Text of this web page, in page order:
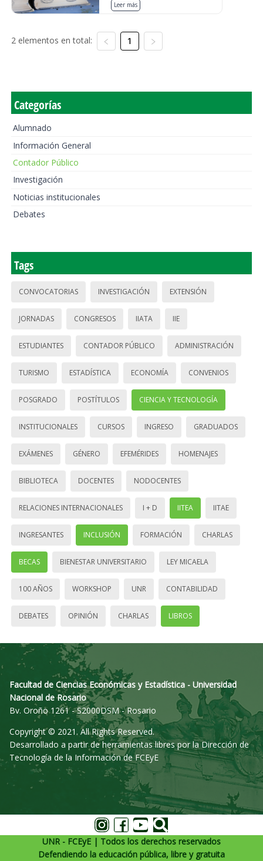
Leer más
2 elementos en total: 1
Categorías
Alumnado
Información General
Contador Público
Investigación
Noticias institucionales
Debates
Tags
CONVOCATORIAS INVESTIGACIÓN EXTENSIÓN
JORNADAS CONGRESOS IIATA IIE
ESTUDIANTES CONTADOR PÚBLICO ADMINISTRACIÓN
TURISMO ESTADÍSTICA ECONOMÍA CONVENIOS
POSGRADO POSTÍTULOS CIENCIA Y TECNOLOGÍA
INSTITUCIONALES CURSOS INGRESO GRADUADOS
EXÁMENES GÉNERO EFEMÉRIDES HOMENAJES
BIBLIOTECA DOCENTES NODOCENTES
RELACIONES INTERNACIONALES I + D IITEA IITAE
INGRESANTES INCLUSIÓN FORMACIÓN CHARLAS
BECAS BIENESTAR UNIVERSITARIO LEY MICAELA
100 AÑOS WORKSHOP UNR CONTABILIDAD
DEBATES OPINIÓN CHARLAS LIBROS
Facultad de Ciencias Económicas y Estadística - Universidad
Nacional de Rosario
Bv. Oroño 1261 - S2000DSM - Rosario
Copyright © 2021. All Rights Reserved.
Desarrollado a partir de herramientas libres por la Dirección de
Tecnología de la Información de FCEyE
UNR - FCEyE | Todos los derechos reservados
Defendiendo la educación pública, libre y gratuita